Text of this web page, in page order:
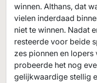
winnen. Althans, dat
vielen inderdaad
niet te winnen. Nadat
resteerde voor beide
zes pionnen en
probeerde het nog
gelijkwaardige stellig